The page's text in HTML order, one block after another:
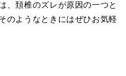
、頚椎のズレが原因の一つと
のようなときにはぜひお気軽